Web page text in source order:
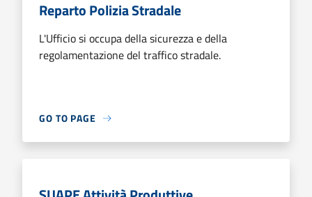
Reparto Polizia Stradale
L'Ufficio si occupa della sicurezza e della
regolamentazione del traffico stradale.
GO TO PAGE